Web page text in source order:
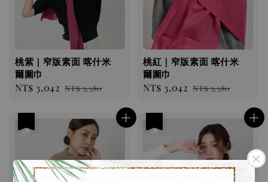
桃紫｜窄版素面 喀什米
爾圍巾
Sale
NT$ 3,042 Regular
NT$ 3,380
桃紅｜窄版素面 喀什米
爾圍巾
Sale
NT$ 3,042 Regular
NT$ 3,380